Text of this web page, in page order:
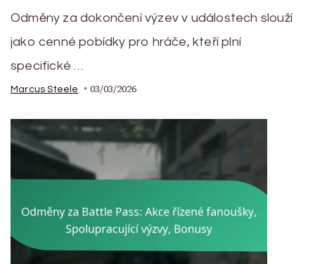
Odměny za dokončení výzev v událostech slouží
jako cenné pobídky pro hráče, kteří plní
specifické …
Marcus Steele 03/03/2026